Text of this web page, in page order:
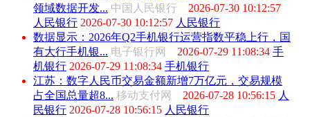
领域数据开发... 中国人民银行 2026-07-30 10:12:57
人民银行 2026-07-30 10:12:57 人民银行
数据显示：2026年Q2手机银行运营指数平稳上行，国
有大行手机银... 电子银行网 2026-07-29 11:08:34 手
机银行 2026-07-29 11:08:34 手机银行
江苏：数字人民币交易金额新增7万亿元，交易规模
占全国总量超8... 移动支付网 2026-07-28 10:56:15 人
民银行 2026-07-28 10:56:15 人民银行